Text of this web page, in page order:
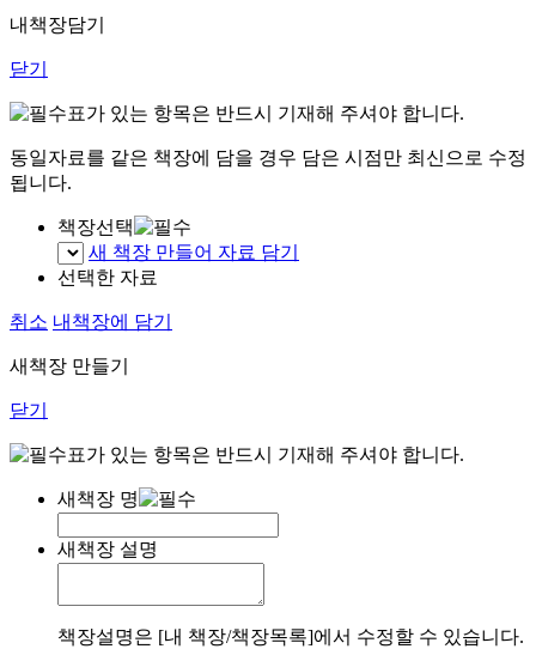
내책장담기
닫기
표가 있는 항목은 반드시 기재해 주셔야 합니다.
동일자료를 같은 책장에 담을 경우 담은 시점만 최신으로 수정
됩니다.
책장선택
새 책장 만들어 자료 담기
선택한 자료
취소 내책장에 담기
새책장 만들기
닫기
표가 있는 항목은 반드시 기재해 주셔야 합니다.
새책장 명
새책장 설명
책장설명은 [내 책장/책장목록]에서 수정할 수 있습니다.